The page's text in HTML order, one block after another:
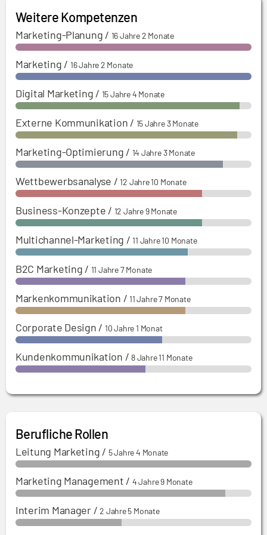
Strategie eines Private-Equity-Investors und
Entwicklung einer globalen Markenstrategie
Weitere Kompetenzen
Marketing-Planung / 16 Jahre 2 Monate
Marketing / 16 Jahre 2 Monate
Digital Marketing / 15 Jahre 4 Monate
Externe Kommunikation / 15 Jahre 3 Monate
Marketing-Optimierung / 14 Jahre 3 Monate
Wettbewerbsanalyse /12 Jahre 10 Monate
Business-Konzepte / 12 Jahre 9 Monate
Multichannel-Marketing /11 Jahre 10 Monate
B2C Marketing / 11 Jahre 7 Monate
Markenkommunikation /11 Jahre 7 Monate
Corporate Design / 10 Jahre 1 Monat
Kundenkommunikation /8 Jahre 11 Monate
Berufliche Rollen
Leitung Marketing / 5 Jahre 4 Monate
Marketing Management / 4 Jahre 9 Monate
Interim Manager/2 Jahre 5 Monate